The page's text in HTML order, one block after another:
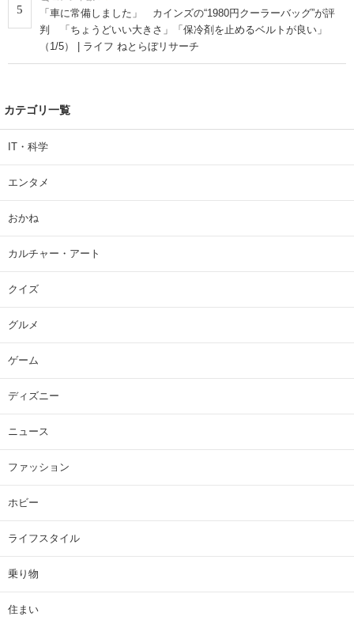
5
「車に常備しました」 カインズの“1980円クーラーバッグ”が評
判 「ちょうどいい大きさ」「保冷剤を止めるベルトが良い」
（1/5） | ライフ ねとらぼリサーチ
カテゴリ一覧
IT・科学
エンタメ
おかね
カルチャー・アート
クイズ
グルメ
ゲーム
ディズニー
ニュース
ファッション
ホビー
ライフスタイル
乗り物
住まい